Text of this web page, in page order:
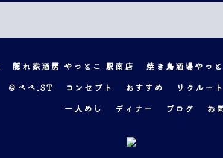
隠れ家酒房 やっとこ 駅南店 焼き鳥酒場やっ
＠ベベ.ST コンセプト おすすめ リクルート
一人めし
ディナー ブログ お